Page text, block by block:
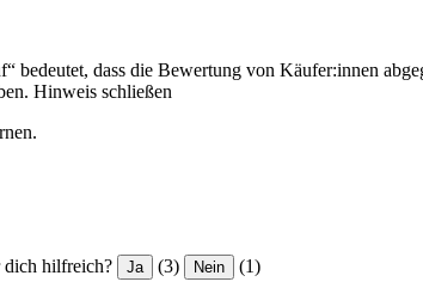
bedeutet, dass die Bewertung von Käufer:innen
Hinweis schließen
dich hilfreich? Ja (3) Nein (1)